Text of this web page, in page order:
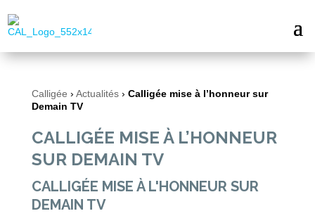
Calligée › Actualités› Calligée mise à l’honneur sur
Demain TV
CALLIGÉE MISE À L’HONNEUR
SUR DEMAIN TV
CALLIGÉE MISE À L'HONNEUR SUR
DEMAIN TV